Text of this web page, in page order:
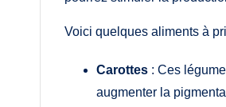
Voici quelques aliments à
Carottes : Ces
augmenter la